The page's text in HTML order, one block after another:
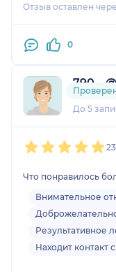
Отзыв оставлен
0
1 оценка
До 5
Что понравилось
Внимательное
Результативное
Находит контакт